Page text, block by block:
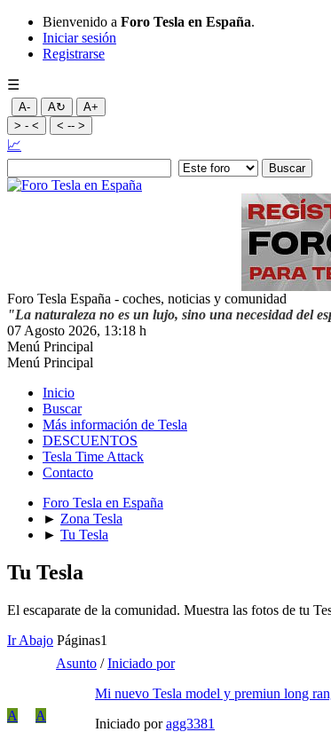
Bienvenido a Foro Tesla en España.
Iniciar sesión
Registrarse
☰
A- A↻
A+
> - <
< -- >
📈
Foro Tesla España - coches, noticias y comunidad
"La naturaleza no es un lujo, sino una necesidad del
07 Agosto 2026, 13:18 h
Menú Principal
Menú Principal
Inicio
Buscar
Más información de Tesla
DESCUENTOS
Tesla Time Attack
Contacto
Foro Tesla en España
► Zona Tesla
► Tu Tesla
Tu Tesla
El escaparate de la comunidad. Muestra las fotos de tu
Ir Abajo Páginas1
Asunto /Iniciado por
A A
Mi nuevo Tesla model y premiun long
Iniciado poragg3381